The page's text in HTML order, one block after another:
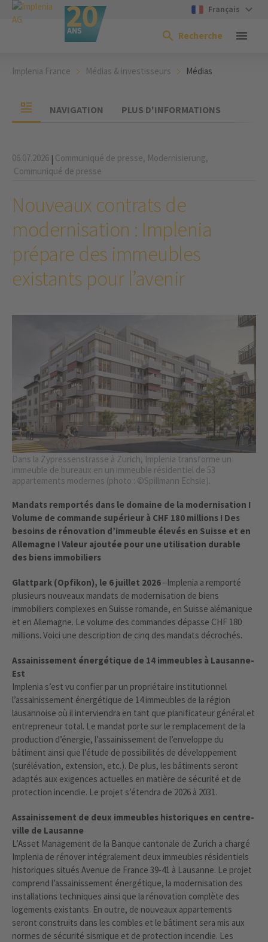
Français
Recherche
Implenia France Médias & investisseurs Médias
NAVIGATION PLUS D'INFORMATIONS
06.07.2026 | Communiqué de presse, Modernisierung,
Communiqué de presse
Nouveaux contrats de
modernisation : Implenia
prépare des immeubles
existants pour l’avenir
Dans la Zypressenstrasse à Zurich, Implenia transforme un
immeuble de bureaux en un immeuble résidentiel de 53
appartements modernes (photo : ©Spillmann Echsle).
Mandats remportés dans le domaine de la modernisation I
Volume de commande supérieur à CHF 180 millions I Des
besoins de rénovation d’immeuble élevés en Suisse et en
Allemagne I Valeur ajoutée pour une utilisation durable
des biens immobiliers
Glattpark (Opfikon), le 6 juillet 2026–Implenia a remporté
plusieurs nouveaux mandats de modernisation de biens
immobiliers complexes en Suisse romande, en Suisse alémanique
et en Allemagne. Le volume des commandes dépasse CHF 180
millions. Voici une description de cinq des mandats décrochés.
Assainissement énergétique de 14 immeubles à Lausanne-
Est
Implenia s’est vu confier par un propriétaire institutionnel
l’assainissement énergétique de 14 immeubles de la région
lausannoise où il interviendra en tant que planificateur général et
entrepreneur total. Le mandat porte sur le remplacement de la
production d’énergie, l’assainissement de l’enveloppe du
bâtiment ainsi que l’étude de possibilités de développement
(surélévation, extension, etc.). De plus, les bâtiments seront
adaptés aux exigences actuelles en matière de sécurité et de
protection incendie. Le projet s’étendra de 2026 à 2031.
Assainissement de deux immeubles historiques en centre-
ville de Lausanne
L’Asset Management de la Banque cantonale de Zurich a chargé
Implenia de rénover intégralement deux immeubles résidentiels
historiques situés Avenue de France 39-41 à Lausanne. Le projet
comprend l’assainissement énergétique, la modernisation des
installations techniques ainsi que la rénovation complète des
logements existants. En outre, de nouveaux appartements
seront construits dans les combles et le bâtiment sera mis aux
normes de sécurité sismique et de protection incendie. Les